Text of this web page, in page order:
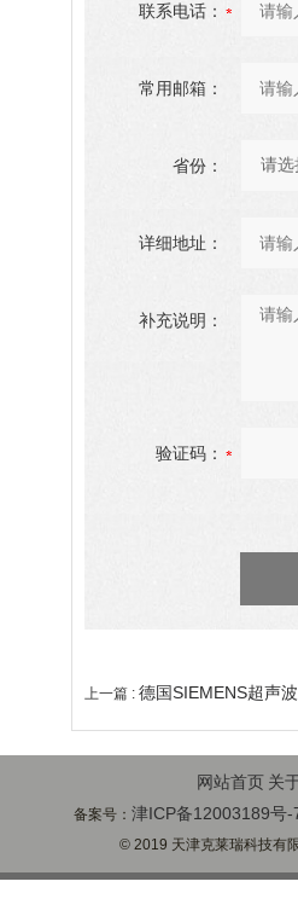
联系电话：
常用邮箱：
省份：
详细地址：
补充说明：
验证码：
上一篇 : 德国SIEMENS超声
网站首页 关
备案号：津ICP备12003189号-
© 2019 天津克莱瑞科技有